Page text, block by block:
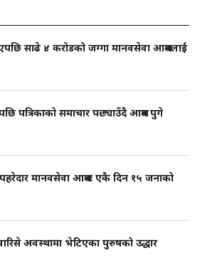
साढे ४ करोडको जग्गा मानवसेवा आश्रमलाई
पत्रिकाको समाचार पछ्याउँदै आश्रम पुगे
मानवसेवा आश्रमः एकै दिन १५ जनाको
अवस्थामा भेटिएका पुरुषको उद्धार